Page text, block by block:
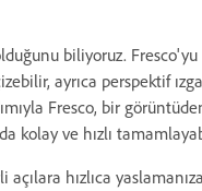
biliyoruz.
ayrıca perspektif
Fresco, bir
kolay ve hızlı
hızlıca